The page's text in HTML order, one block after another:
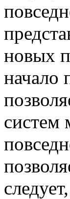
новых
начало
систем